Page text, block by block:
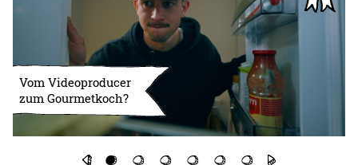
Vom Videoproducer
zum Gourmetkoch?